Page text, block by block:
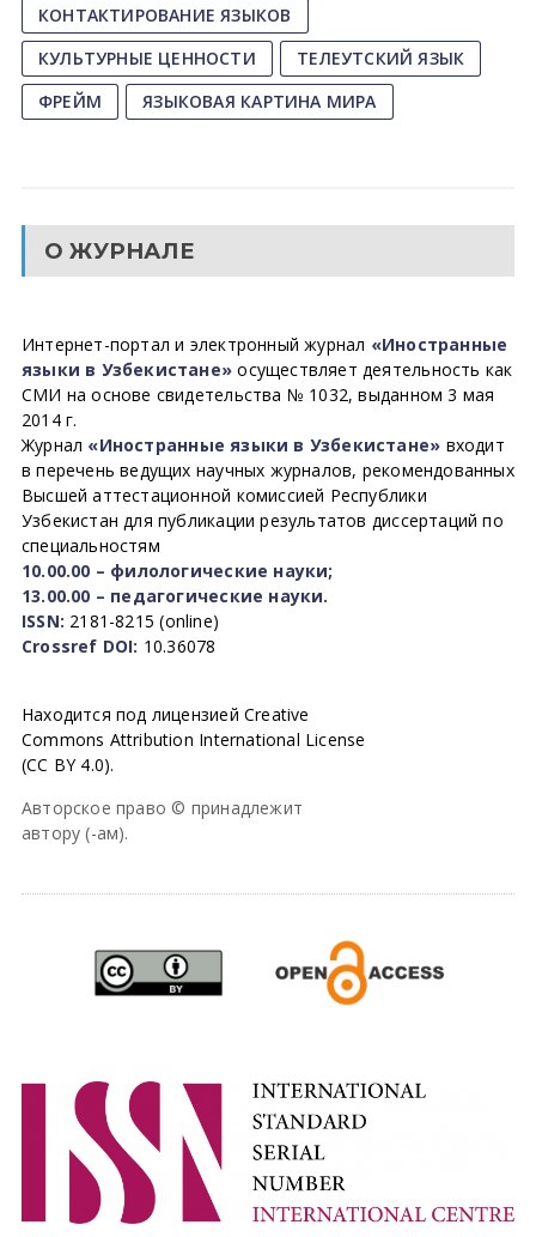
КОНТАКТИРОВАНИЕ ЯЗЫКОВ
КУЛЬТУРНЫЕ ЦЕННОСТИ
ТЕЛЕУТСКИЙ ЯЗЫК
ФРЕЙМ
ЯЗЫКОВАЯ КАРТИНА МИРА
О ЖУРНАЛЕ
Интернет-портал и электронный журнал «Иностранные
языки в Узбекистане» осуществляет деятельность как
СМИ на основе свидетельства № 1032, выданном 3 мая
2014 г.
Журнал «Иностранные языки в Узбекистане» входит
в перечень ведущих научных журналов, рекомендованных
Высшей аттестационной комиссией Республики
Узбекистан для публикации результатов диссертаций по
специальностям
10.00.00 – филологические науки;
13.00.00 – педагогические науки.
ISSN: 2181-8215 (online)
Crossref DOI: 10.36078
Находится под лицензией Creative
Commons Attribution International License
(CC BY 4.0).
Авторское право © принадлежит
автору (-ам).